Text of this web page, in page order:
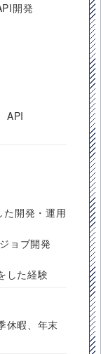
開発
API
た開発・運用
ョブ開発
した経験
休暇、年末